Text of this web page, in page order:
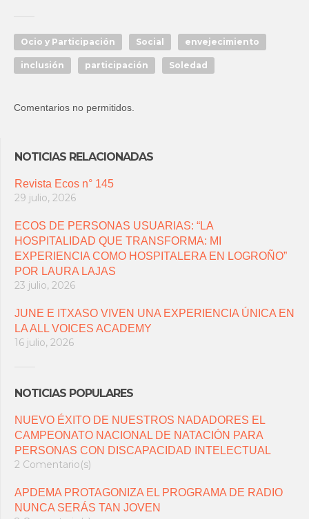
Ocio y Participación Social envejecimiento
inclusión participación Soledad
Comentarios no permitidos.
NOTICIAS RELACIONADAS
Revista Ecos n° 145
29 julio, 2026
ECOS DE PERSONAS USUARIAS: “LA
HOSPITALIDAD QUE TRANSFORMA: MI
EXPERIENCIA COMO HOSPITALERA EN LOGROÑO”
POR LAURA LAJAS
23 julio, 2026
JUNE E ITXASO VIVEN UNA EXPERIENCIA ÚNICA EN
LA ALL VOICES ACADEMY
16 julio, 2026
NOTICIAS POPULARES
NUEVO ÉXITO DE NUESTROS NADADORES EL
CAMPEONATO NACIONAL DE NATACIÓN PARA
PERSONAS CON DISCAPACIDAD INTELECTUAL
2 Comentario(s)
APDEMA PROTAGONIZA EL PROGRAMA DE RADIO
NUNCA SERÁS TAN JOVEN